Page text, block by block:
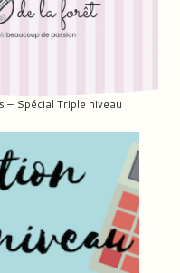
– Spécial Triple niveau